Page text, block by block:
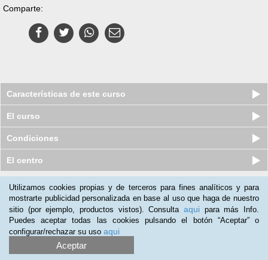
Comparte:
Características de este curso
El curso
Condiciones
El centro
Nuestros clientes opinan:
Claudia Guerrero(06-02-2020)
Estoy tratando de actualizarme aprendiendo sobre conducta en
los niños pues trabajo con niños, recomiendo este curso a
profesores, padres de familia. Gracias
Utilizamos cookies propias y de terceros para fines analíticos y para
mostrarte publicidad personalizada en base al uso que haga de nuestro
sitio (por ejemplo, productos vistos). Consulta aqui para más Info.
Puedes aceptar todas las cookies pulsando el botón “Aceptar” o
configurar/rechazar su uso aqui
Aceptar